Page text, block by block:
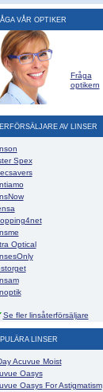
VÅR OPTIKER
Fråga
optikern
AV LINSER
Spex
Optical
Se fler linsåterförsäljare
LINSER
Acuvue Moist
Oasys
Oasys For Astigmatism